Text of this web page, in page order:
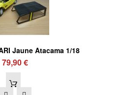
Jaune Atacama 1/18
79,90 €